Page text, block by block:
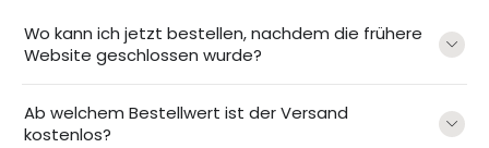
Wo kann ich jetzt bestellen, nachdem die frühere
Website geschlossen wurde?
Ab welchem Bestellwert ist der Versand
kostenlos?